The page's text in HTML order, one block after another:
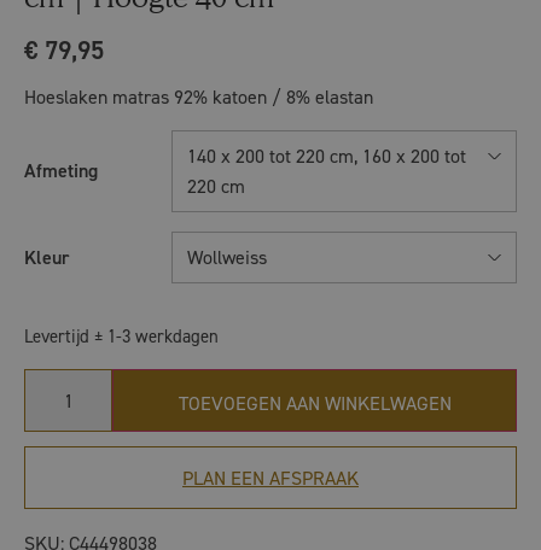
€ 79,95
Hoeslaken matras 92% katoen / 8% elastan
Afmeting
140 x 200 tot 220 cm, 160 x 200 tot
220 cm
Kleur Wollweiss
Levertijd ± 1-3 werkdagen
TOEVOEGEN AAN WINKELWAGEN
PLAN EEN AFSPRAAK
SKU: C44498038